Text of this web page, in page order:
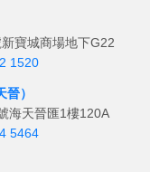
寶城商場地下G22
1520
）
海天晉匯1樓120A
5464